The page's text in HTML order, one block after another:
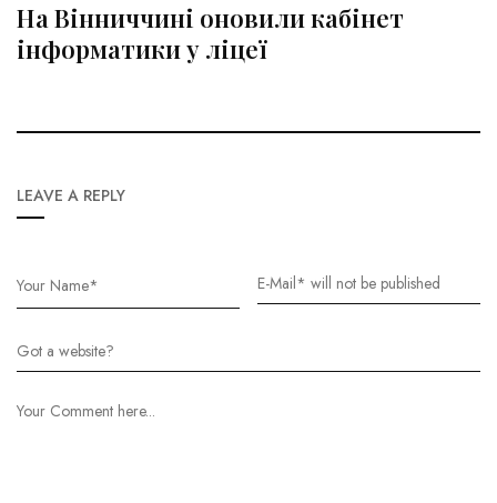
На Вінниччині оновили кабінет
інформатики у ліцеї
LEAVE A REPLY